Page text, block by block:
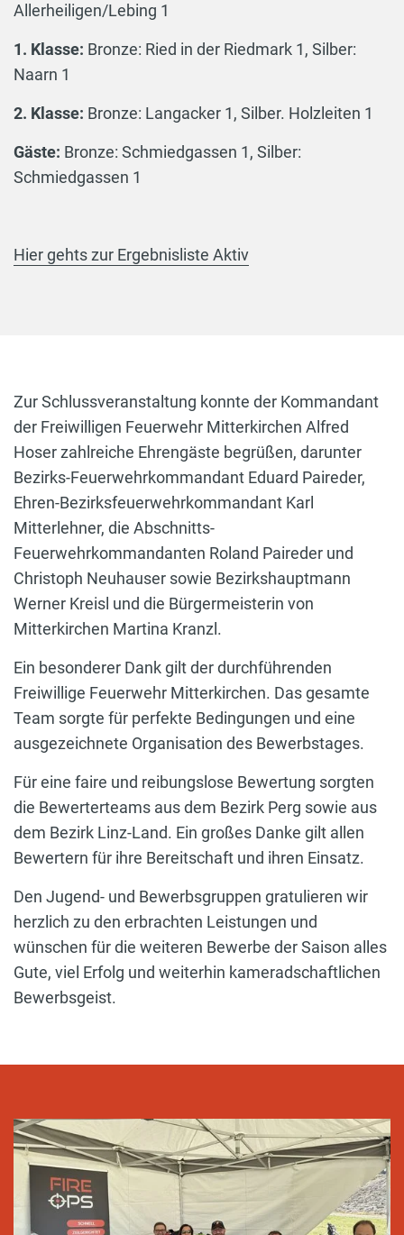
Allerheiligen/Lebing 1
1. Klasse: Bronze: Ried in der Riedmark 1, Silber:
Naarn 1
2. Klasse: Bronze: Langacker 1, Silber. Holzleiten 1
Gäste: Bronze: Schmiedgassen 1, Silber:
Schmiedgassen 1
Hier gehts zur Ergebnisliste Aktiv
Zur Schlussveranstaltung konnte der Kommandant
der Freiwilligen Feuerwehr Mitterkirchen Alfred
Hoser zahlreiche Ehrengäste begrüßen, darunter
Bezirks-Feuerwehrkommandant Eduard Paireder,
Ehren-Bezirksfeuerwehrkommandant Karl
Mitterlehner, die Abschnitts-
Feuerwehrkommandanten Roland Paireder und
Christoph Neuhauser sowie Bezirkshauptmann
Werner Kreisl und die Bürgermeisterin von
Mitterkirchen Martina Kranzl.
Ein besonderer Dank gilt der durchführenden
Freiwillige Feuerwehr Mitterkirchen. Das gesamte
Team sorgte für perfekte Bedingungen und eine
ausgezeichnete Organisation des Bewerbstages.
Für eine faire und reibungslose Bewertung sorgten
die Bewerterteams aus dem Bezirk Perg sowie aus
dem Bezirk Linz-Land. Ein großes Danke gilt allen
Bewertern für ihre Bereitschaft und ihren Einsatz.
Den Jugend- und Bewerbsgruppen gratulieren wir
herzlich zu den erbrachten Leistungen und
wünschen für die weiteren Bewerbe der Saison alles
Gute, viel Erfolg und weiterhin kameradschaftlichen
Bewerbsgeist.